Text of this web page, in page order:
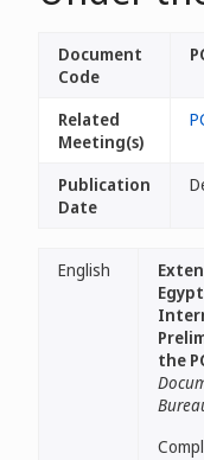
Document
Code
Related
Meeting(s)
Publication
Date
English
the